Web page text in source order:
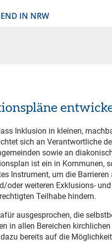
IN NRW
Inklusion in kleinen,
sich an Verantwortliche
sowie an
ist ein in Kommunen,
Instrument, um die Barrieren
oder weiteren Exklusions- und
Teilhabe hindern.
ausgesprochen, die
in allen Bereichen
bereits auf die